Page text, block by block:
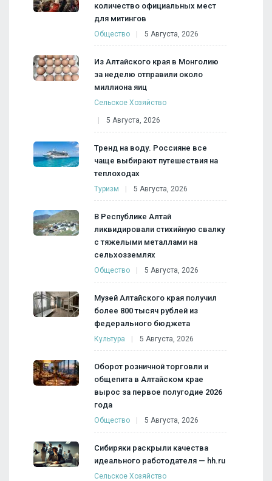
количество официальных мест
для митингов
Общество 5 Августа, 2026
Из Алтайского края в Монголию
за неделю отправили около
миллиона яиц
Сельское Хозяйство
5 Августа, 2026
Тренд на воду. Россияне все
чаще выбирают путешествия на
теплоходах
Туризм 5 Августа, 2026
В Республике Алтай
ликвидировали стихийную свалку
с тяжелыми металлами на
сельхозземлях
Общество 5 Августа, 2026
Музей Алтайского края получил
более 800 тысяч рублей из
федерального бюджета
Культура 5 Августа, 2026
Оборот розничной торговли и
общепита в Алтайском крае
вырос за первое полугодие 2026
года
Общество 5 Августа, 2026
Сибиряки раскрыли качества
идеального работодателя — hh.ru
Сельское Хозяйство